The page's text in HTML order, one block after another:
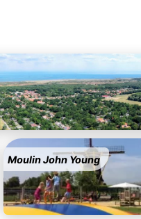
Moulin John Young